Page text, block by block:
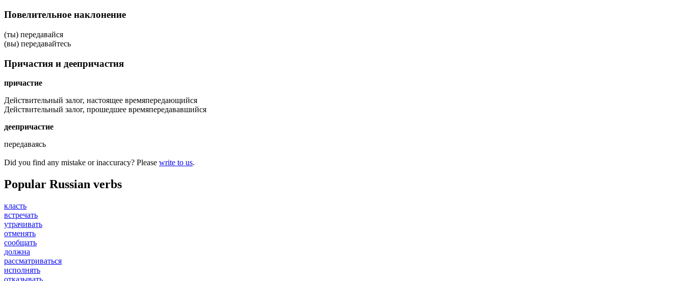
Повелительное наклонение
(ты) передавайся
(вы) передавайтесь
Причастия и деепричастия
причастие
Действительный залог, настоящее времяпередающийся
Действительный залог, прошедшее времяпередававшийся
деепричастие
передаваясь
Did you find any mistake or inaccuracy? Please write to us.
Popular Russian verbs
класть
встречать
утрачивать
отменять
сообщать
должна
рассматриваться
исполнять